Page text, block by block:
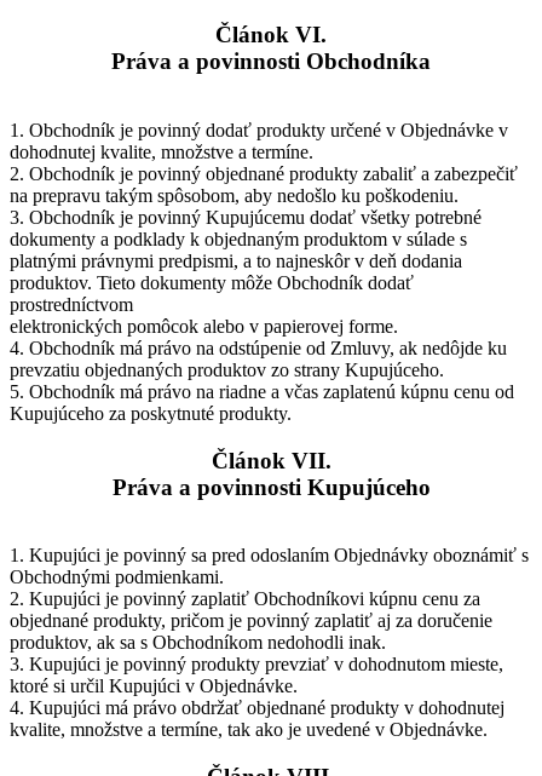
Článok VI.
Práva a povinnosti Obchodníka
1. Obchodník je povinný dodať produkty určené v Objednávke v
dohodnutej kvalite, množstve a termíne.
2. Obchodník je povinný objednané produkty zabaliť a zabezpečiť
na prepravu takým spôsobom, aby nedošlo ku poškodeniu.
3. Obchodník je povinný Kupujúcemu dodať všetky potrebné
dokumenty a podklady k objednaným produktom v súlade s
platnými právnymi predpismi, a to najneskôr v deň dodania
produktov. Tieto dokumenty môže Obchodník dodať
prostredníctvom
elektronických pomôcok alebo v papierovej forme.
4. Obchodník má právo na odstúpenie od Zmluvy, ak nedôjde ku
prevzatiu objednaných produktov zo strany Kupujúceho.
5. Obchodník má právo na riadne a včas zaplatenú kúpnu cenu od
Kupujúceho za poskytnuté produkty.
Článok VII.
Práva a povinnosti Kupujúceho
1. Kupujúci je povinný sa pred odoslaním Objednávky oboznámiť s
Obchodnými podmienkami.
2. Kupujúci je povinný zaplatiť Obchodníkovi kúpnu cenu za
objednané produkty, pričom je povinný zaplatiť aj za doručenie
produktov, ak sa s Obchodníkom nedohodli inak.
3. Kupujúci je povinný produkty prevziať v dohodnutom mieste,
ktoré si určil Kupujúci v Objednávke.
4. Kupujúci má právo obdržať objednané produkty v dohodnutej
kvalite, množstve a termíne, tak ako je uvedené v Objednávke.